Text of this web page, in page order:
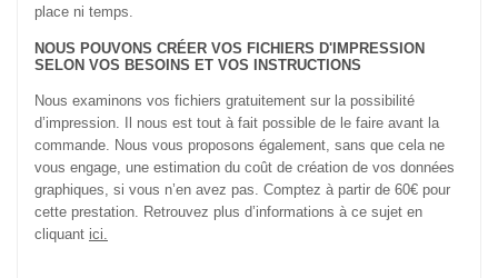
place ni temps.
NOUS POUVONS CRÉER VOS FICHIERS D'IMPRESSION
SELON VOS BESOINS ET VOS INSTRUCTIONS
Nous examinons vos fichiers gratuitement sur la possibilité
d’impression. Il nous est tout à fait possible de le faire avant la
commande. Nous vous proposons également, sans que cela ne
vous engage, une estimation du coût de création de vos données
graphiques, si vous n’en avez pas. Comptez à partir de 60€ pour
cette prestation. Retrouvez plus d’informations à ce sujet en
cliquant ici.